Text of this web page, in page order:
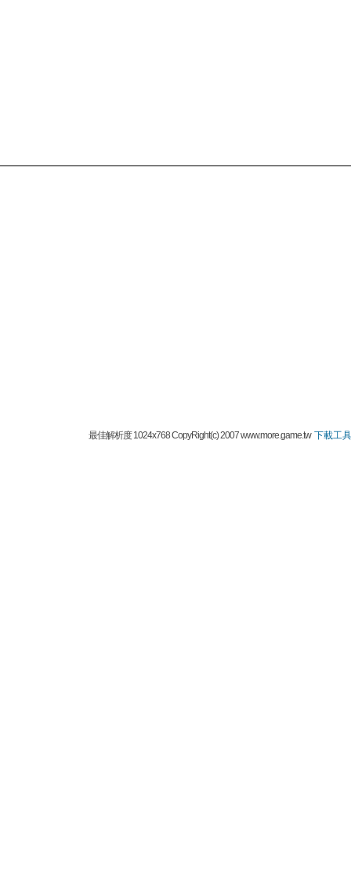
最佳解析度 1024x768 CopyRight(c) 2007 www.more.game.tw下載工